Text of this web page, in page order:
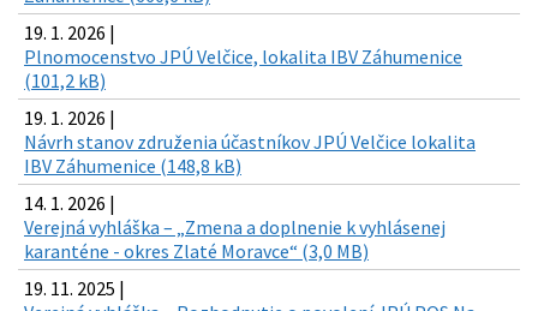
19. 1. 2026 |
Plnomocenstvo JPÚ Velčice, lokalita IBV Záhumenice
(101,2 kB)
19. 1. 2026 |
Návrh stanov združenia účastníkov JPÚ Velčice lokalita
IBV Záhumenice (148,8 kB)
14. 1. 2026 |
Verejná vyhláška – „Zmena a doplnenie k vyhlásenej
karanténe - okres Zlaté Moravce“ (3,0 MB)
19. 11. 2025 |